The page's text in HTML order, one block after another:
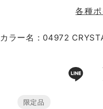
各種
カラー名：04972
限定品